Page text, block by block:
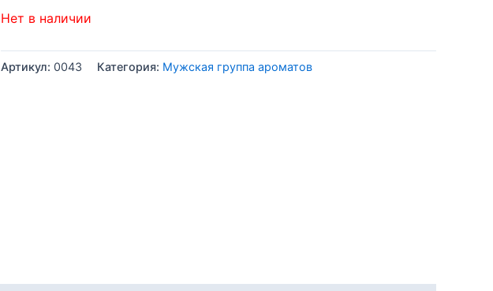
Нет в наличии
Артикул: 0043 Категория: Мужская группа ароматов